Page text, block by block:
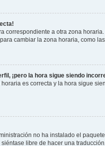
correspondiente a otra zona
cambiar la zona horaria, como
¡pero la hora sigue siendo
es correcta y la hora sigue
no ha instalado el
libre de hacer una